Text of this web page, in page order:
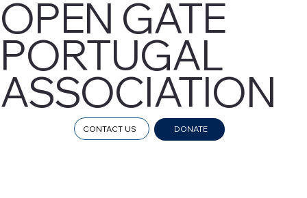
OPEN GATE
PORTUGAL
ASSOCIATION
CONTACT US DONATE